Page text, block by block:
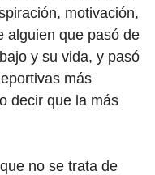
motivación,
alguien que pasó de
y su vida, y pasó
más
decir que la más
no se trata de